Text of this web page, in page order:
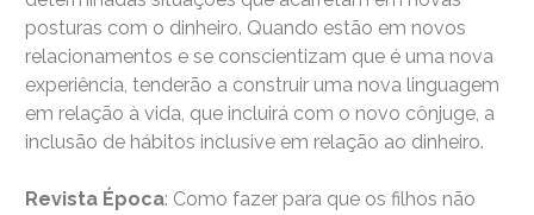
posturas com o dinheiro. Quando estão em novos
relacionamentos e se conscientizam que é uma nova
experiência, tenderão a construir uma nova linguagem
em relação à vida, que incluirá com o novo cônjuge, a
inclusão de hábitos inclusive em relação ao dinheiro.
Revista Época: Como fazer para que os filhos não